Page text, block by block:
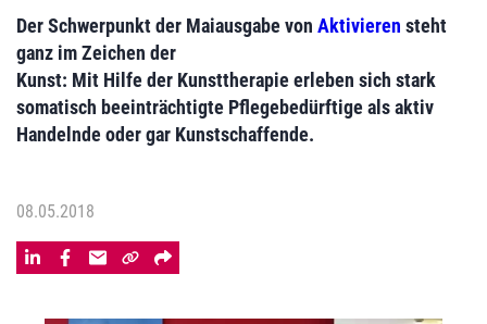
Der Schwerpunkt der Maiausgabe von Aktivieren steht
ganz im Zeichen der
Kunst: Mit Hilfe der Kunsttherapie erleben sich stark
somatisch beeinträchtigte Pflegebedürftige als aktiv
Handelnde oder gar Kunstschaffende.
08.05.2018